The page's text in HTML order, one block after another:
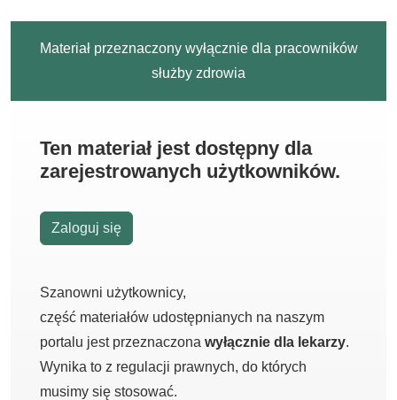
Materiał przeznaczony wyłącznie dla pracowników
służby zdrowia
Ten materiał jest dostępny dla
zarejestrowanych użytkowników.
Zaloguj się
Szanowni użytkownicy,
część materiałów udostępnianych na naszym
portalu jest przeznaczona wyłącznie dla lekarzy.
Wynika to z regulacji prawnych, do których
musimy się stosować.